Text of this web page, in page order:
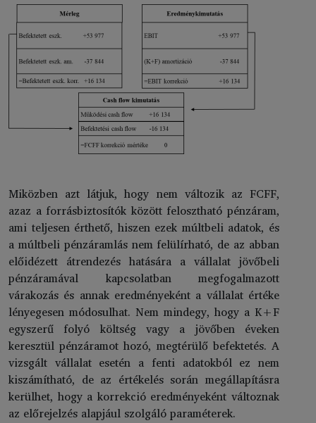
Miközben azt látjuk, hogy nem változik az FCFF,
azaz a forrásbiztosítók között felosztható pénzáram,
ami teljesen érthető, hiszen ezek múltbeli adatok, és
a múltbeli pénzáramlás nem felülírható, de az abban
előidézett átrendezés hatására a vállalat jövőbeli
pénzáramával kapcsolatban megfogalmazott
várakozás és annak eredményeként a vállalat értéke
lényegesen módosulhat. Nem mindegy, hogy a K+F
egyszerű folyó költség vagy a jövőben éveken
keresztül pénzáramot hozó, megtérülő befektetés. A
vizsgált vállalat esetén a fenti adatokból ez nem
kiszámítható, de az értékelés során megállapításra
kerülhet, hogy a korrekció eredményeként változnak
az előrejelzés alapjául szolgáló paraméterek.